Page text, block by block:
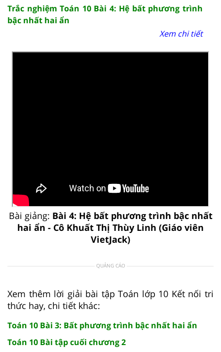
Trắc nghiệm Toán 10 Bài 4: Hệ bất phương trình
bậc nhất hai ẩn
Xem chi tiết
Bài giảng: Bài 4: Hệ bất phương trình bậc nhất
hai ẩn - Cô Khuất Thị Thùy Linh (Giáo viên
VietJack)
QUẢNG CÁO
Xem thêm lời giải bài tập Toán lớp 10 Kết nối tri
thức hay, chi tiết khác:
Toán 10 Bài 3: Bất phương trình bậc nhất hai ẩn
Toán 10 Bài tập cuối chương 2